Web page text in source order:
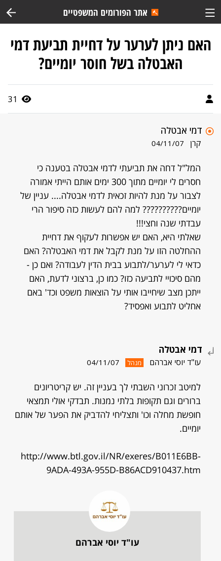
אתר הפורומים המשפטיים
האם ניתן לערער על דחיית תביעת דמי
האבטלה בשל חוסר יומיים?
31
דמי אבטלה
קרן 04/11/07
המל"ל דחה את תביעתי לדמי אבטלה בטענה כי
חסרים לי יומיים מתוך 300 ימים אותם הייתי אמורה
לצבור על מנת להיות זכאית לדמי אבטלה.... עניין של
יומיים?????????? למה להם לעשות כזה סיפור הרי
עבדתי שנה וחצי!!!
שאלתי היא, האם יש אפשרות לעקוף את דחיית
ההחלטה הזו על מנת לקבל את דמי האבטלה? האם
כדאי לי לערער/לתבוע בבית הדין לעבודה? ואם כן -
מהם סיכויי לתביעה כזו? כמו כן, ברצוני לדעת, האם
ייתכן מצב שיחייבו אותי על הוצאות משפט וכד' באם
אחליט לתבוע ואפסיד?
דמי אבטלה
עו"ד יוסי אברהם מנהל 04/11/07
למיטב זכרוני השבתי לך בעניין זה. יש קריטריונים
ברורים וגם תקופות בלתי נמנות. תבדקי אולי תמצאי
חופשת מחלה וכו' ותצליחי להדביק את הפער של אותם
יומיים.
http://www.btl.gov.il/NR/exeres/B011E6BB-
9ADA-493A-955D-B86ACD910437.htm
עו"ד יוסי אברהם